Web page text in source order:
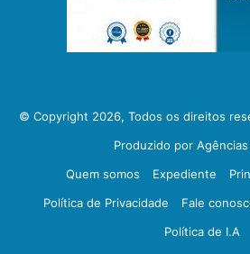
© Copyright 2026, Todos os direitos
Produzido por
Quem somos
Expediente
Política de Privacidade
Fale
Política de I.A